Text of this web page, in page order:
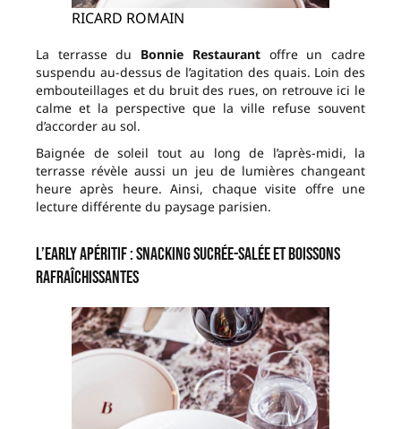
RICARD ROMAIN
La terrasse du Bonnie Restaurantoffre un cadre
suspendu au-dessus de l’agitation des quais. Loin des
embouteillages et du bruit des rues, on retrouve ici le
calme et la perspective que la ville refuse souvent
d’accorder au sol.
Baignée de soleil tout au long de l’après-midi, la
terrasse révèle aussi un jeu de lumières changeant
heure après heure. Ainsi, chaque visite offre une
lecture différente du paysage parisien.
L’early apéritif : snacking sucrée-salée et boissons
rafraîchissantes